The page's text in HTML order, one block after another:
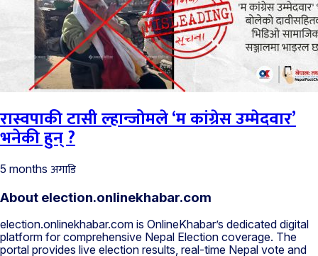
रास्वपाकी टासी ल्हान्जोमले ‘म कांग्रेस उम्मेदवार’
भनेकी हुन् ?
5 months अगाडि
About election.onlinekhabar.com
election.onlinekhabar.com is OnlineKhabar’s dedicated digital
platform for comprehensive Nepal Election coverage. The
portal provides live election results, real-time Nepal vote and